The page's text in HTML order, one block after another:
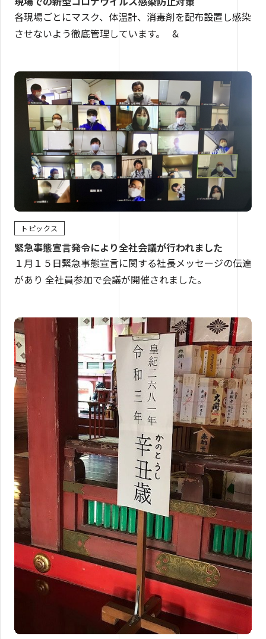
各現場ごとにマスク、体温計、消毒剤を配布設置し感染
させないよう徹底管理しています。 &
トピックス
緊急事態宣言発令により全社会議が行われました
１月１５日緊急事態宣言に関する社長メッセージの伝達
があり 全社員参加で会議が開催されました。